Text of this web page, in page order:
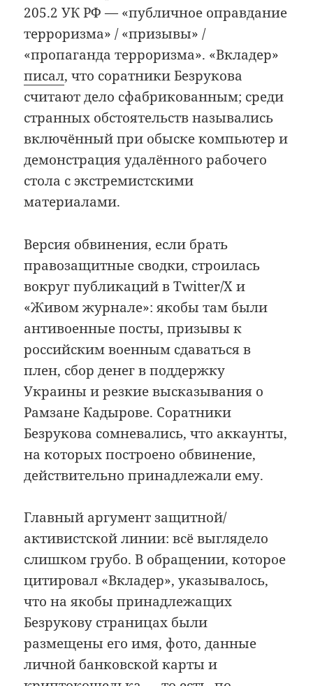
205.2 УК РФ — «публичное оправдание
терроризма» / «призывы» /
«пропаганда терроризма». «Вкладер»
писал, что соратники Безрукова
считают дело сфабрикованным; среди
странных обстоятельств назывались
включённый при обыске компьютер и
демонстрация удалённого рабочего
стола с экстремистскими
материалами.
Версия обвинения, если брать
правозащитные сводки, строилась
вокруг публикаций в Twitter/X и
«Живом журнале»: якобы там были
антивоенные посты, призывы к
российским военным сдаваться в
плен, сбор денег в поддержку
Украины и резкие высказывания о
Рамзане Кадырове. Соратники
Безрукова сомневались, что аккаунты,
на которых построено обвинение,
действительно принадлежали ему.
Главный аргумент защитной/
активистской линии: всё выглядело
слишком грубо. В обращении, которое
цитировал «Вкладер», указывалось,
что на якобы принадлежащих
Безрукову страницах были
размещены его имя, фото, данные
личной банковской карты и